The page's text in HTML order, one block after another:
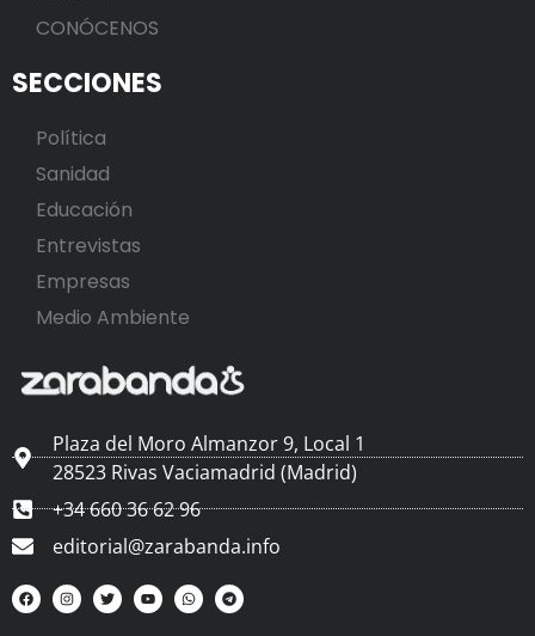
CONÓCENOS
SECCIONES
Política
Sanidad
Educación
Entrevistas
Empresas
Medio Ambiente
Plaza del Moro Almanzor 9, Local 1
28523 Rivas Vaciamadrid (Madrid)
+34 660 36 62 96
editorial@zarabanda.info